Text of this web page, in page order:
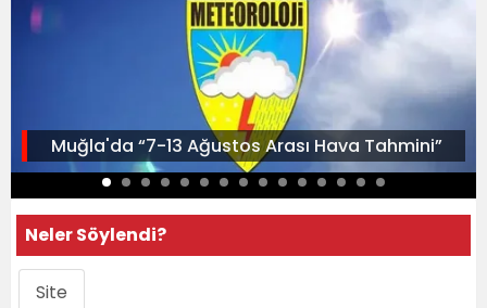
Muğla'da “7-13 Ağustos Arası Hava Tahmini”
Neler Söylendi?
Site